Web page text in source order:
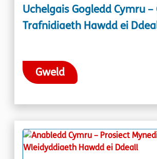
Uchelgais Gogledd Cymru –
Trafnidiaeth Hawdd ei
Gweld